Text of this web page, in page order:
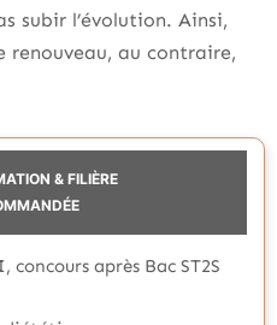
subir l’évolution. Ainsi,
renouveau, au contraire,
& FILIÈRE
concours après Bac ST2S